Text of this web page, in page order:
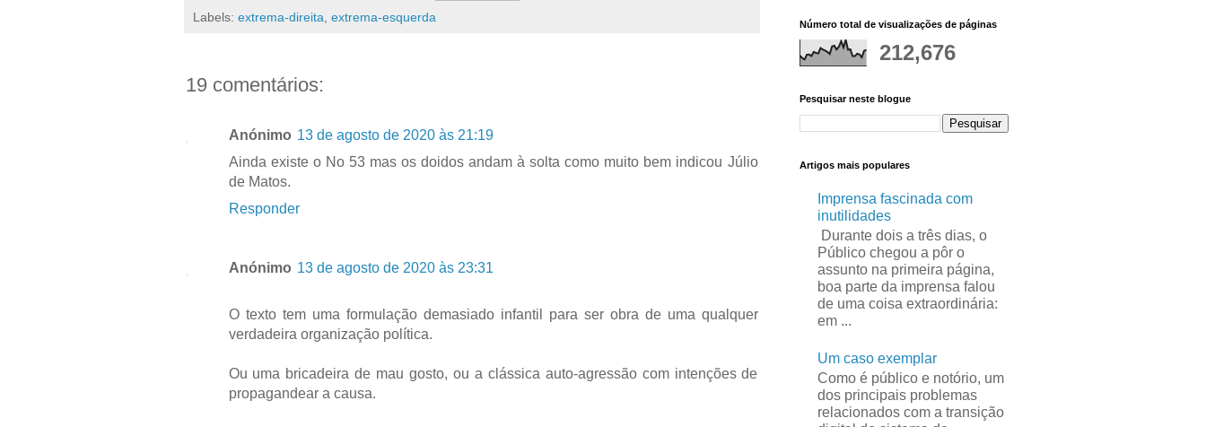
Labels: extrema-direita, extrema-esquerda
19 comentários:
Anónimo 13 de agosto de 2020 às 21:19
Ainda existe o No 53 mas os doidos andam à solta como muito bem indicou Júlio
de Matos.
Responder
Anónimo 13 de agosto de 2020 às 23:31
O texto tem uma formulação demasiado infantil para ser obra de uma qualquer
verdadeira organização política.
Ou uma bricadeira de mau gosto, ou a clássica auto-agressão com intenções de
propagandear a causa.
Número total de visualizações de páginas
212,676
Pesquisar neste blogue
Artigos mais populares
Imprensa fascinada com
inutilidades
Durante dois a três dias, o
Público chegou a pôr o
assunto na primeira página,
boa parte da imprensa falou
de uma coisa extraordinária:
em ...
Um caso exemplar
Como é público e notório, um
dos principais problemas
relacionados com a transição